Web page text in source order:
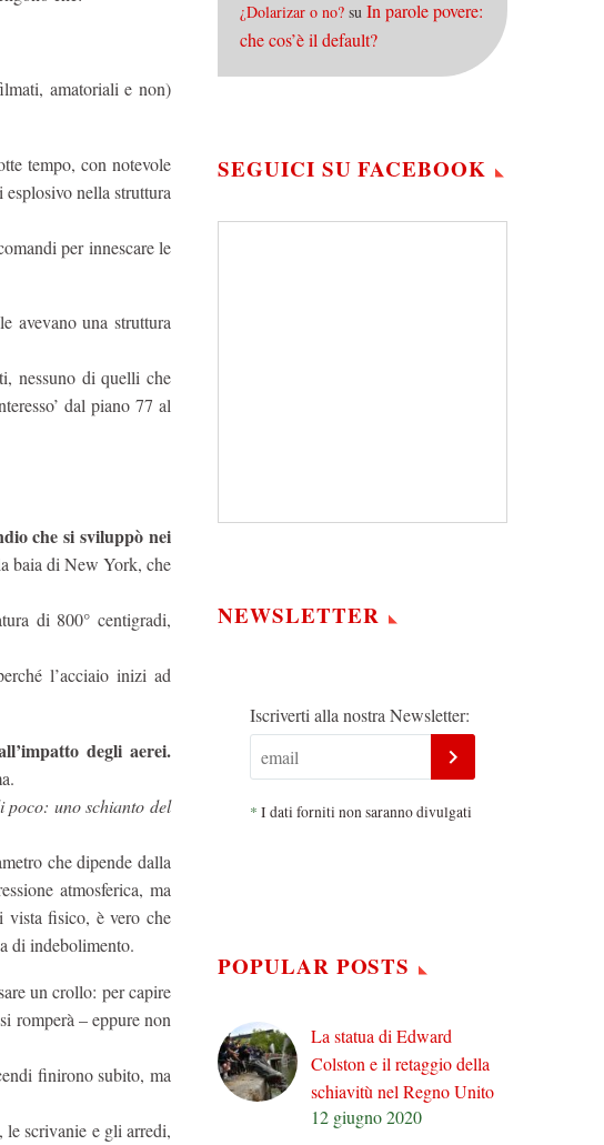
amatoriali e non)
tempo, con notevole
nella struttura
per innescare le
avevano una struttura
nessuno di quelli che
dal piano 77 al
che si sviluppò nei
baia di New York, che
di 800° centigradi,
l’acciaio inizi ad
degli aerei.
poco: uno schianto del
che dipende dalla
atmosferica, ma
vista fisico, è vero che
di indebolimento.
un crollo: per capire
romperà – eppure non
finirono subito, ma
scrivanie e gli arredi,
¿Dolarizar o no? su In parole povere:
che cos’è il default?
SEGUICI SU FACEBOOK
NEWSLETTER
Iscriverti alla nostra Newsletter:
* I dati forniti non saranno divulgati
POPULAR POSTS
La statua di Edward
Colston e il retaggio della
schiavitù nel Regno Unito
12 giugno 2020